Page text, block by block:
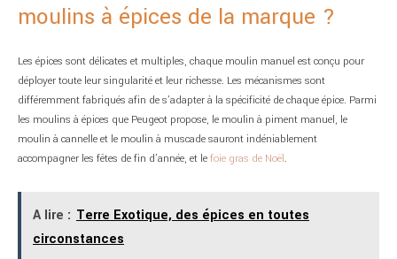
moulins à épices de la marque ?
Les épices sont délicates et multiples, chaque moulin manuel est conçu pour
déployer toute leur singularité et leur richesse. Les mécanismes sont
différemment fabriqués afin de s’adapter à la spécificité de chaque épice. Parmi
les moulins à épices que Peugeot propose, le moulin à piment manuel, le
moulin à cannelle et le moulin à muscade sauront indéniablement
accompagner les fêtes de fin d’année, et lefoie gras de Noël.
A lire : Terre Exotique, des épices en toutes
circonstances